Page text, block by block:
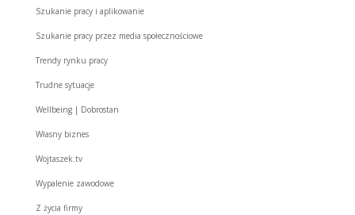
Szukanie pracy i aplikowanie
Szukanie pracy przez media społecznościowe
Trendy rynku pracy
Trudne sytuacje
Wellbeing | Dobrostan
Własny biznes
Wojtaszek.tv
Wypalenie zawodowe
Z życia firmy